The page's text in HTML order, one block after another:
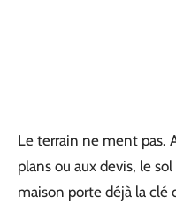
Le terrain ne ment pas.
plans ou aux devis, le
maison porte déjà la clé